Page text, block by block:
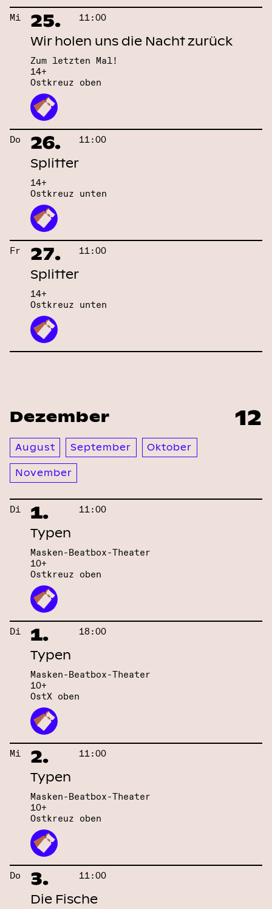
Mi 25. 11:00
Wir holen uns die Nacht zurück
Zum letzten Mal!
14+
Ostkreuz oben
Do 26. 11:00
Splitter
14+
Ostkreuz unten
Fr 27. 11:00
Splitter
14+
Ostkreuz unten
Dezember 12
August September Oktober
November
Di 1. 11:00
Typen
Masken-Beatbox-Theater
10+
Ostkreuz oben
Di 1. 18:00
Typen
Masken-Beatbox-Theater
10+
OstX oben
Mi 2. 11:00
Typen
Masken-Beatbox-Theater
10+
Ostkreuz oben
Do 3. 11:00
Die Fische